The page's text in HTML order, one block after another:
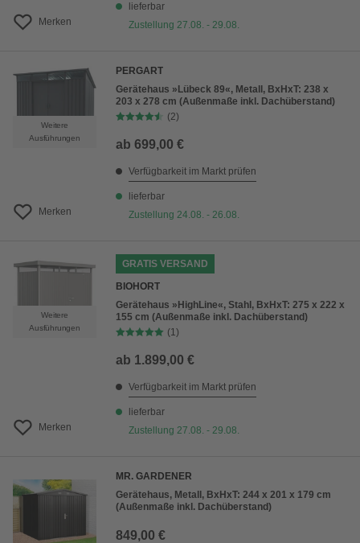
Merken
lieferbar
Zustellung 27.08. - 29.08.
Weitere
Ausführungen
Merken
PERGART
Gerätehaus »Lübeck 89«, Metall, BxHxT: 238 x
203 x 278 cm (Außenmaße inkl. Dachüberstand)
(2)
ab 699,00 €
Verfügbarkeit im Markt prüfen
lieferbar
Zustellung 24.08. - 26.08.
Weitere
Ausführungen
Merken
GRATIS VERSAND
BIOHORT
Gerätehaus »HighLine«, Stahl, BxHxT: 275 x 222 x
155 cm (Außenmaße inkl. Dachüberstand)
(1)
ab 1.899,00 €
Verfügbarkeit im Markt prüfen
lieferbar
Zustellung 27.08. - 29.08.
MR. GARDENER
Gerätehaus, Metall, BxHxT: 244 x 201 x 179 cm
(Außenmaße inkl. Dachüberstand)
849,00 €